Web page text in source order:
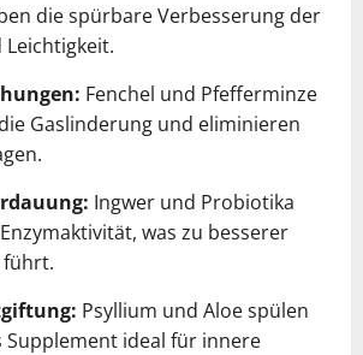
die spürbare Verbesserung der
Fenchel und Pfefferminze
Gaslinderung und eliminieren
Ingwer und Probiotika
was zu besserer
führt.
Psyllium und Aloe spülen
Supplement ideal für innere